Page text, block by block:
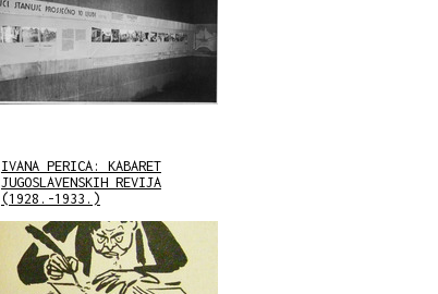
IVANA PERICA: KABARET
JUGOSLAVENSKIH REVIJA
(1928.-1933.)